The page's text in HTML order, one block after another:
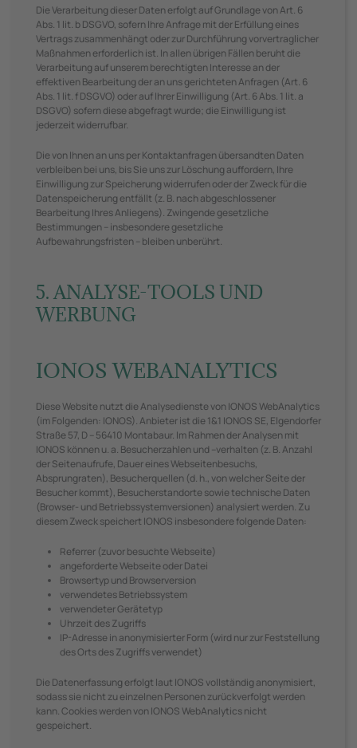
Die Verarbeitung dieser Daten erfolgt auf Grundlage von Art. 6
Abs. 1 lit. b DSGVO, sofern Ihre Anfrage mit der Erfüllung eines
Vertrags zusammenhängt oder zur Durchführung vorvertraglicher
Maßnahmen erforderlich ist. In allen übrigen Fällen beruht die
Verarbeitung auf unserem berechtigten Interesse an der
effektiven Bearbeitung der an uns gerichteten Anfragen (Art. 6
Abs. 1 lit. f DSGVO) oder auf Ihrer Einwilligung (Art. 6 Abs. 1 lit. a
DSGVO) sofern diese abgefragt wurde; die Einwilligung ist
jederzeit widerrufbar.
Die von Ihnen an uns per Kontaktanfragen übersandten Daten
verbleiben bei uns, bis Sie uns zur Löschung auffordern, Ihre
Einwilligung zur Speicherung widerrufen oder der Zweck für die
Datenspeicherung entfällt (z. B. nach abgeschlossener
Bearbeitung Ihres Anliegens). Zwingende gesetzliche
Bestimmungen – insbesondere gesetzliche
Aufbewahrungsfristen – bleiben unberührt.
5. ANALYSE-TOOLS UND
WERBUNG
IONOS WEBANALYTICS
Diese Website nutzt die Analysedienste von IONOS WebAnalytics
(im Folgenden: IONOS). Anbieter ist die 1&1 IONOS SE, Elgendorfer
Straße 57, D – 56410 Montabaur. Im Rahmen der Analysen mit
IONOS können u. a. Besucherzahlen und –verhalten (z. B. Anzahl
der Seitenaufrufe, Dauer eines Webseitenbesuchs,
Absprungraten), Besucherquellen (d. h., von welcher Seite der
Besucher kommt), Besucherstandorte sowie technische Daten
(Browser- und Betriebssystemversionen) analysiert werden. Zu
diesem Zweck speichert IONOS insbesondere folgende Daten:
Referrer (zuvor besuchte Webseite)
angeforderte Webseite oder Datei
Browsertyp und Browserversion
verwendetes Betriebssystem
verwendeter Gerätetyp
Uhrzeit des Zugriffs
IP-Adresse in anonymisierter Form (wird nur zur Feststellung
des Orts des Zugriffs verwendet)
Die Datenerfassung erfolgt laut IONOS vollständig anonymisiert,
sodass sie nicht zu einzelnen Personen zurückverfolgt werden
kann. Cookies werden von IONOS WebAnalytics nicht
gespeichert.